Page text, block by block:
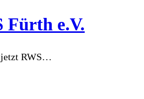
Fürth e.V.
RWS…